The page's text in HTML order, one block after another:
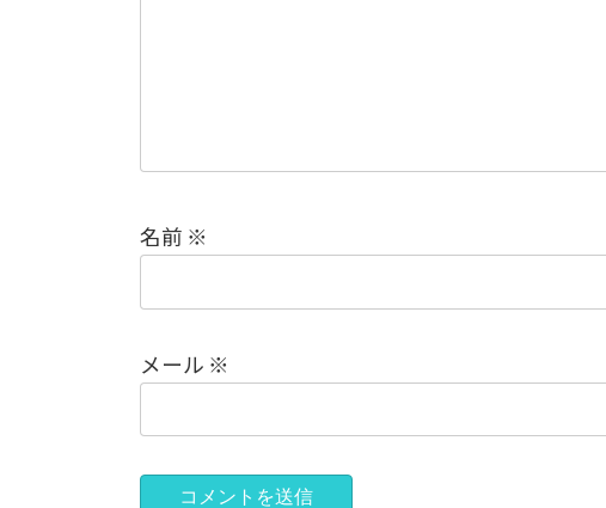
名前 ※
メール ※